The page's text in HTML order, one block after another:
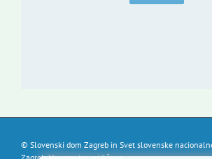
© Slovenski dom Zagreb in Svet slovenske